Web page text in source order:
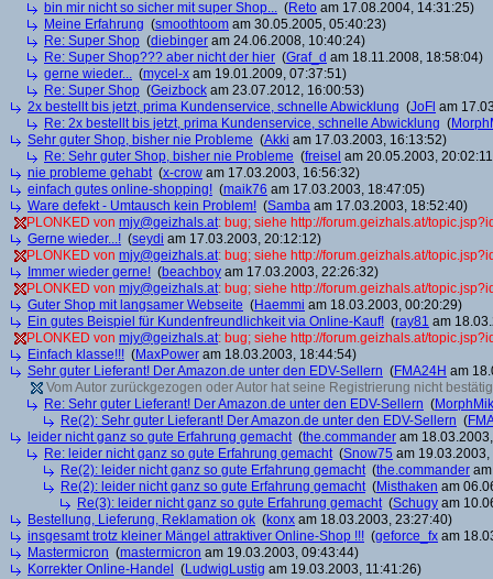
bin mir nicht so sicher mit super Shop... (Reto am 17.08.2004, 14:31:25)
Meine Erfahrung (smoothtoom am 30.05.2005, 05:40:23)
Re: Super Shop (diebinger am 24.06.2008, 10:40:24)
Re: Super Shop??? aber nicht der hier (Graf_d am 18.11.2008, 18:58:04)
gerne wieder... (mycel-x am 19.01.2009, 07:37:51)
Re: Super Shop (Geizbock am 23.07.2012, 16:00:53)
2x bestellt bis jetzt, prima Kundenservice, schnelle Abwicklung (JoFl am
Re: 2x bestellt bis jetzt, prima Kundenservice, schnelle Abwicklung (
Sehr guter Shop, bisher nie Probleme (Akki am 17.03.2003, 16:13:52)
Re: Sehr guter Shop, bisher nie Probleme (freisel am 20.05.2003,
nie probleme gehabt(x-crow am 17.03.2003, 16:56:32)
einfach gutes online-shopping! (maik76 am 17.03.2003, 18:47:05)
Ware defekt - Umtausch kein Problem! (Samba am 17.03.2003, 18:52:40)
PLONKED von mjy@geizhals.at: bug; siehe http://forum.geizhals.at/
Gerne wieder...! (seydi am 17.03.2003, 20:12:12)
PLONKED von mjy@geizhals.at: bug; siehe http://forum.geizhals.at/
Immer wieder gerne! (beachboy am 17.03.2003, 22:26:32)
PLONKED von mjy@geizhals.at: bug; siehe http://forum.geizhals.at/
Guter Shop mit langsamer Webseite (Haemmi am 18.03.2003, 00:20:29)
Ein gutes Beispiel für Kundenfreundlichkeit via Online-Kauf! (ray81 am
PLONKED von mjy@geizhals.at: bug; siehe http://forum.geizhals.at/
Einfach klasse!!! (MaxPower am 18.03.2003, 18:44:54)
Sehr guter Lieferant! Der Amazon.de unter den EDV-Sellern (FMA24H am
Vom Autor zurückgezogen oder Autor hat seine Registrierung nicht
Re: Sehr guter Lieferant! Der Amazon.de unter den EDV-Sellern (
Re(2): Sehr guter Lieferant! Der Amazon.de unter den EDV-Sellern (
leider nicht ganz so gute Erfahrung gemacht(the.commander am
Re: leider nicht ganz so gute Erfahrung gemacht(Snow75 am
Re(2): leider nicht ganz so gute Erfahrung gemacht(the.commander
Re(2): leider nicht ganz so gute Erfahrung gemacht(Misthaken am
Re(3): leider nicht ganz so gute Erfahrung gemacht(Schugy am
Bestellung, Lieferung, Reklamation ok (konx am 18.03.2003, 23:27:40)
insgesamt trotz kleiner Mängel attraktiver Online-Shop !!! (geforce_fx am
Mastermicron (mastermicron am 19.03.2003, 09:43:44)
Korrekter Online-Handel
(LudwigLustig am 19.03.2003, 11:41:26)